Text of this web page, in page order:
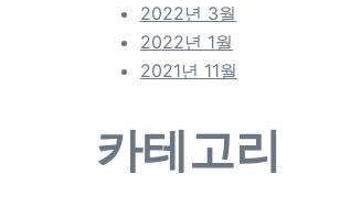
2022년 3월
2022년 1월
2021년 11월
카테고리